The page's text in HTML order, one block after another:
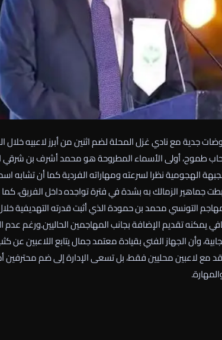
جدية مع نادي غزل المحلة لضم اثنين من أبرز لاعبيه
طموح، أولى الأسماء المطروحة هو محمد أشرف بن شرقي
الهجومية نظرا لسرعته ومهاراته الفردية كما أن تشابه
جماهير الزمالك به بشدة في فترة تواجده داخل الفريق،
التونسي محمد بن حمودة الذي أثبت قدرته التهديفية
تقديم الإضافة بجانب المهاجمين الحاليين.ورغم عدم
وأن الجهاز الفني بقيادة معتمد جمال يتابع اللاعبين عن
مع لاعبين محليين فقط، بل تسعى الإدارة إلى ضم محترفين